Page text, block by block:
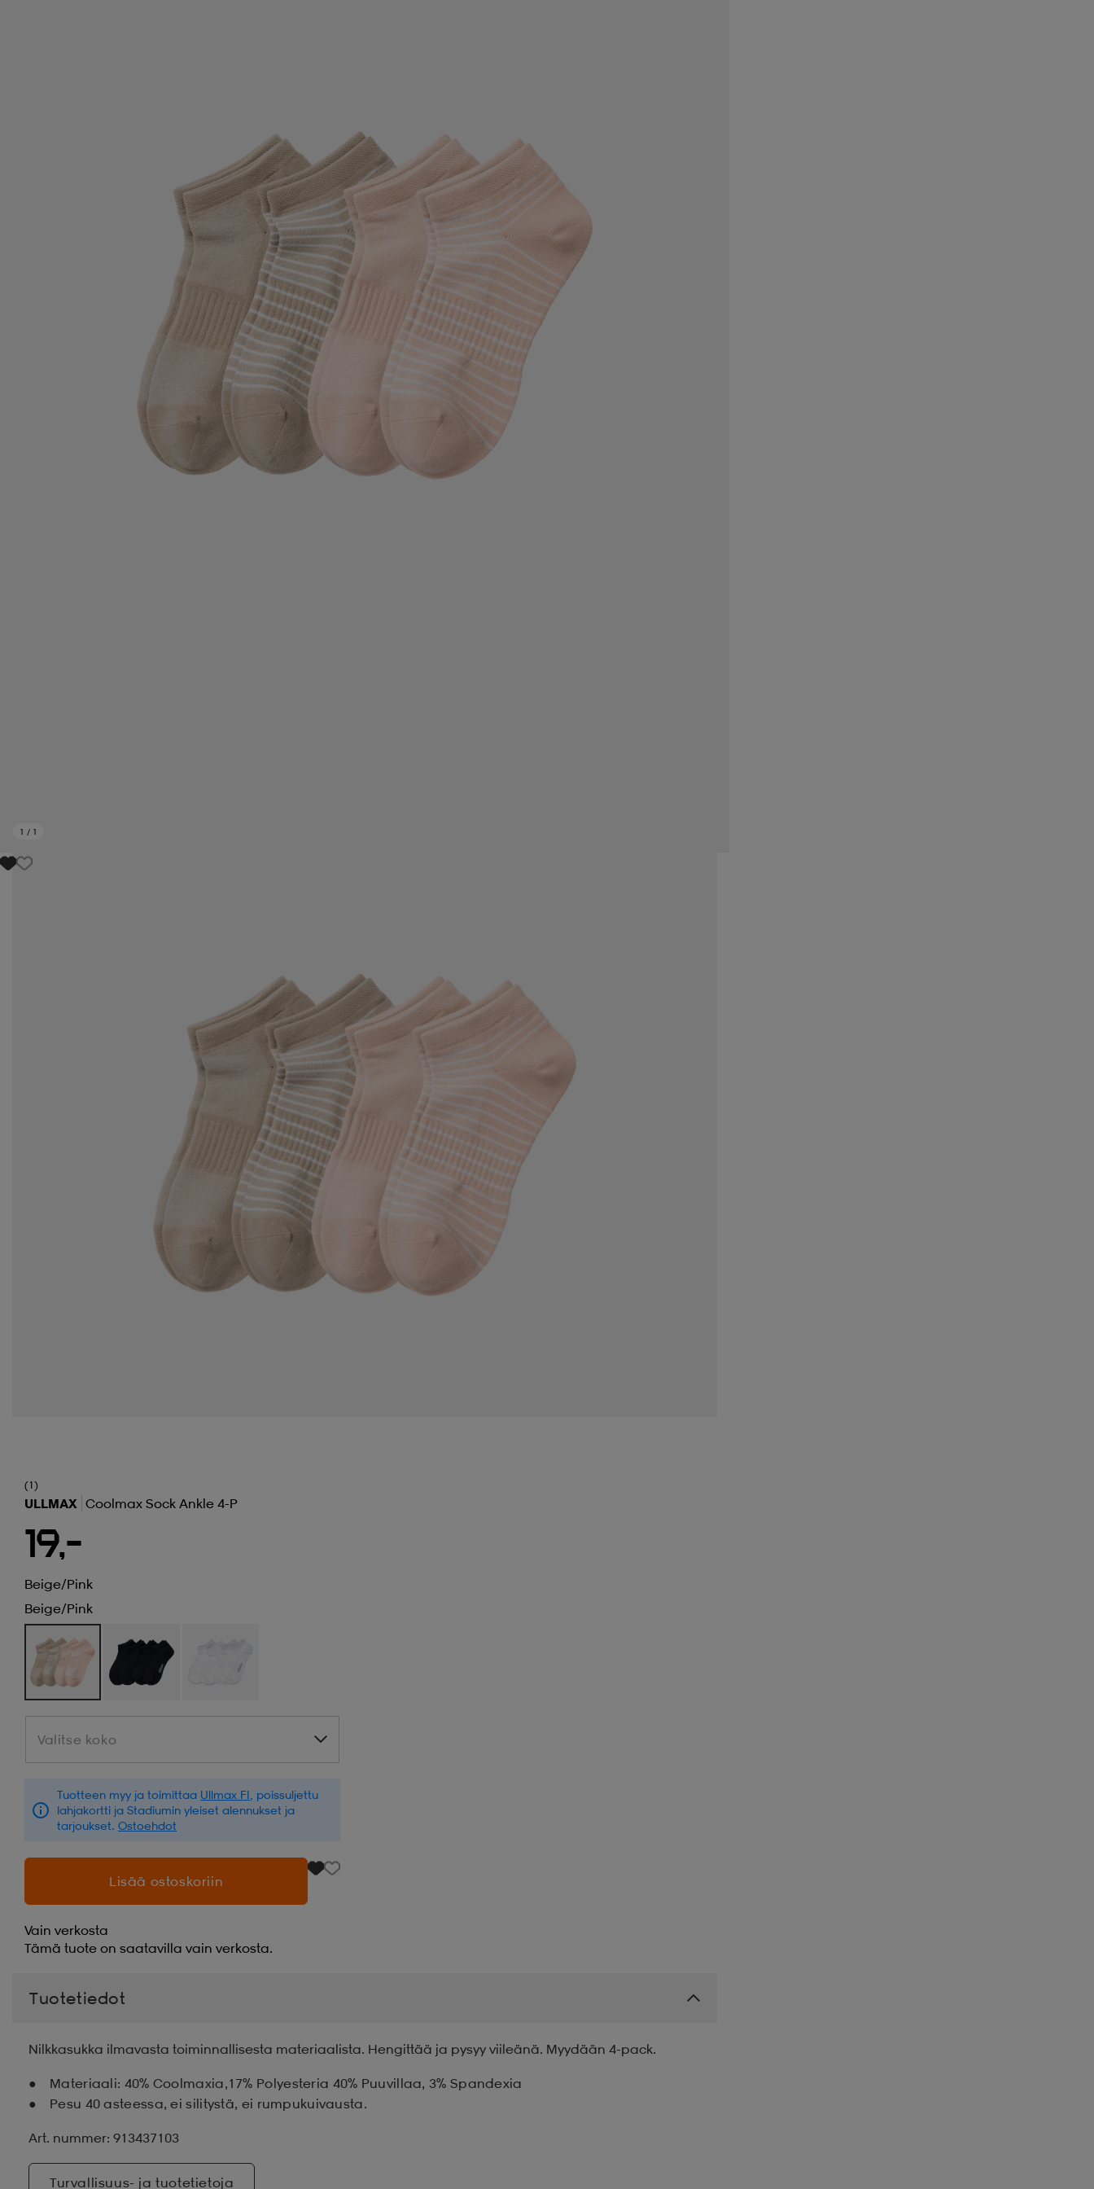
1 / 1
(1)
ULLMAX Coolmax Sock Ankle 4-P
19,-
Beige/pink
Beige/pink
Valitse koko
Valitse koko
Tuotteen myy ja toimittaa Ullmax FI , poissuljettu
lahjakortti ja Stadiumin yleiset alennukset ja
tarjoukset. Ostoehdot
Lisää ostoskoriin
Vain verkosta
Tämä tuote on saatavilla vain verkosta.
Tuotetiedot
Nilkkasukka ilmavasta toiminnallisesta materiaalista. Hengittää ja pysyy viileänä. Myydään 4-pack.
Materiaali: 40% Coolmaxia,17% Polyesteria 40% Puuvillaa, 3% Spandexia
Pesu 40 asteessa, ei silitystä, ei rumpukuivausta.
Art. nummer: 913437103
Turvallisuus- ja tuotetietoja